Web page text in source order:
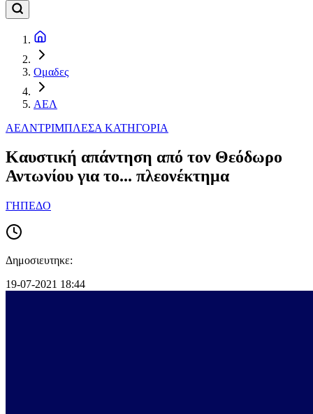
Ομαδες
ΑΕΛ
ΑΕΛΝΤΡΙΜΠΛΕΣΑ ΚΑΤΗΓΟΡΙΑ
Καυστική απάντηση από τον Θεόδωρο
Αντωνίου για το... πλεονέκτημα
ΓΗΠΕΔΟ
Δημοσιευτηκε:
19-07-2021 18:44